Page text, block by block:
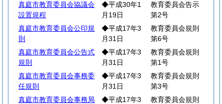
真庭市教育委員会協議会
設置規程
◆平成30年1
月19日
教育委員会告示
第2号
真庭市教育委員会公印規
則
◆平成17年3
月31日
教育委員会規則
第6号
真庭市教育委員会公告式
規則
◆平成17年3
月31日
教育委員会規則
第1号
真庭市教育委員会事務委
任規則
◆平成17年3
月31日
教育委員会規則
第3号
真庭市教育委員会事務局
◆平成17年3
教育委員会規則